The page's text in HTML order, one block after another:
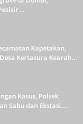
Kapetakan,
Kertasura Kearah...
Kasus, Polsek
Sabu dan Ekstasi...